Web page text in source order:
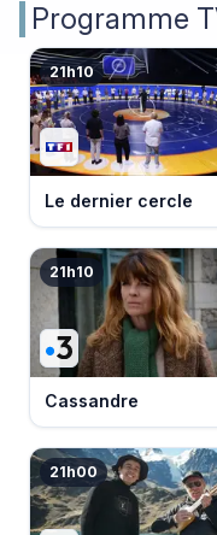
Programme
21h10
Le dernier cercle
21h10
Cassandre
21h00